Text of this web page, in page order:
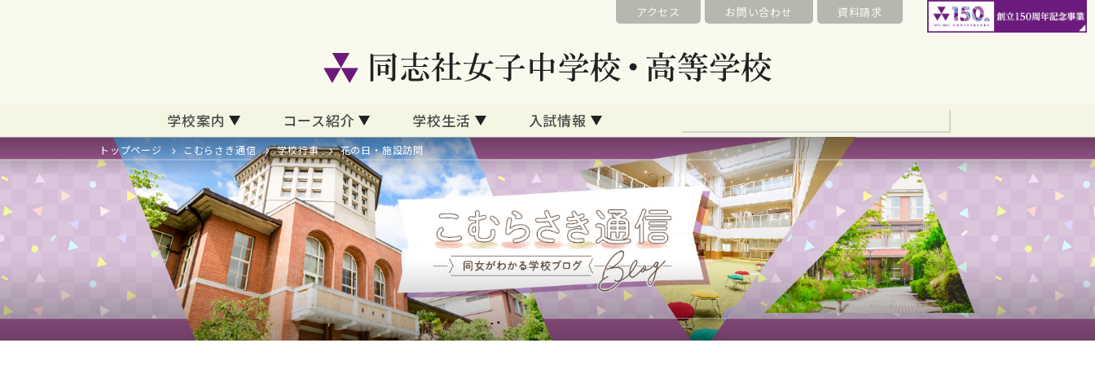
アクセス お問い合わせ 資料請求
学校案内 コース紹介 学校生活 入試情報
トップページ こむらさき通信 学校行事 花の日・施設訪問